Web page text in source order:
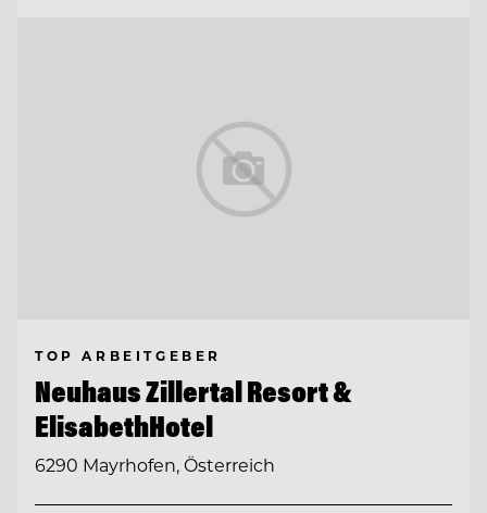
TOP ARBEITGEBER
Neuhaus Zillertal Resort &
ElisabethHotel
6290 Mayrhofen, Österreich